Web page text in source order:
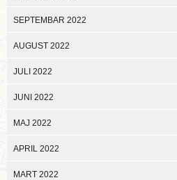
SEPTEMBAR 2022
AUGUST 2022
JULI 2022
JUNI 2022
MAJ 2022
APRIL 2022
MART 2022